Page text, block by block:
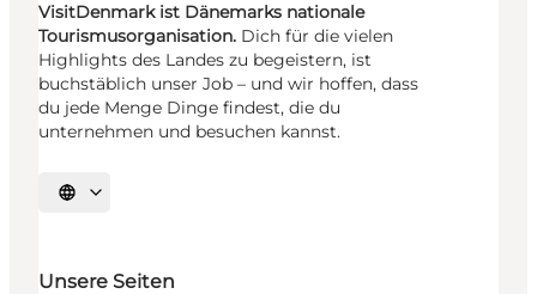
VisitDenmark ist Dänemarks nationale
Tourismusorganisation. Dich für die vielen
Highlights des Landes zu begeistern, ist
buchstäblich unser Job – und wir hoffen, dass
du jede Menge Dinge findest, die du
unternehmen und besuchen kannst.
Sprache auswählen
Unsere Seiten